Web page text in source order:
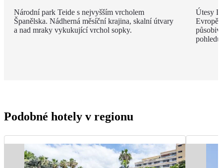
Národní park Teide s nejvyšším vrcholem
Španělska. Nádherná měsíční krajina, skalní útvary
a nad mraky vykukující vrchol sopky.
Útesy
Evropě,
Podobné hotely v regionu